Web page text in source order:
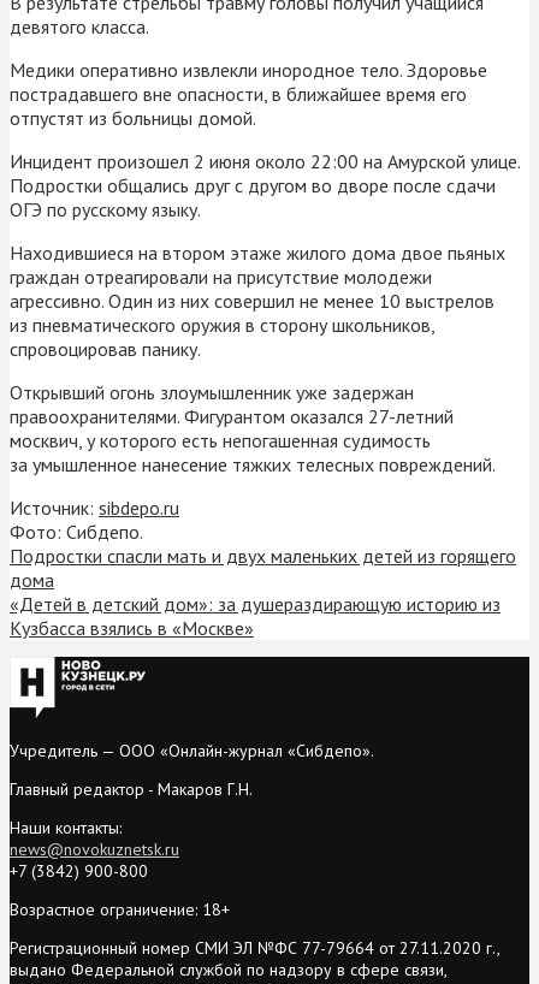
девятого класса.
Медики оперативно извлекли инородное тело. Здоровье
пострадавшего вне опасности, в ближайшее время его
отпустят из больницы домой.
Инцидент произошел 2 июня около 22:00 на Амурской улице.
Подростки общались друг с другом во дворе после сдачи
ОГЭ по русскому языку.
Находившиеся на втором этаже жилого дома двое пьяных
граждан отреагировали на присутствие молодежи
агрессивно. Один из них совершил не менее 10 выстрелов
из пневматического оружия в сторону школьников,
спровоцировав панику.
Открывший огонь злоумышленник уже задержан
правоохранителями. Фигурантом оказался 27-летний
москвич, у которого есть непогашенная судимость
за умышленное нанесение тяжких телесных повреждений.
Источник: sibdepo.ru
Фото: Сибдепо.
Подростки спасли мать и двух маленьких детей из горящего
дома
«Детей в детский дом»: за душераздирающую историю из
Кузбасса взялись в «Москве»
Учредитель — ООО «Онлайн-журнал «Сибдепо».
Главный редактор - Макаров Г.Н.
Наши контакты:
news@novokuznetsk.ru
+7 (3842) 900-800
Возрастное ограничение: 18+
Регистрационный номер СМИ ЭЛ №ФС 77-79664 от 27.11.2020 г.,
выдано Федеральной службой по надзору в сфере связи,